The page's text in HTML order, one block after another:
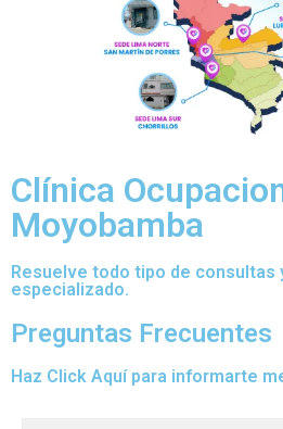
Clínica
Moyobamba
Resuelve todo tipo de consultas
especializado.
Preguntas Frecuentes
Haz Click Aquí para informarte